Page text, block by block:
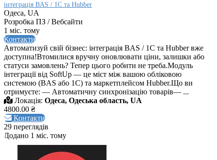
інтеграція BAS / 1С та Hubber
Одеса, UA
Розробка ПЗ / Вебсайти
1 міс. тому
Контакти
Автоматизуй свій бізнес: інтеграція BAS / 1С та Hubber вже
доступна!Втомилися вручну оновлювати ціни, залишки або
статуси замовлень? Тепер цього робити не треба.Модуль
інтеграції від SoftUp — це міст між вашою обліковою
системою (BAS або 1С) та маркетплейсом Hubber.Що ви
отримуєте: — Автоматичну синхронізацію товарів— ...
Локація: Одеса, Одеська область, UA
4800.00 ₴
Контакти
29 переглядів
Додано 1 міс. тому